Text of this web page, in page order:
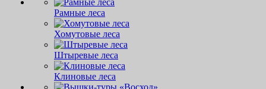
Рамные леса
Хомутовые леса
Штыревые леса
Клиновые леса